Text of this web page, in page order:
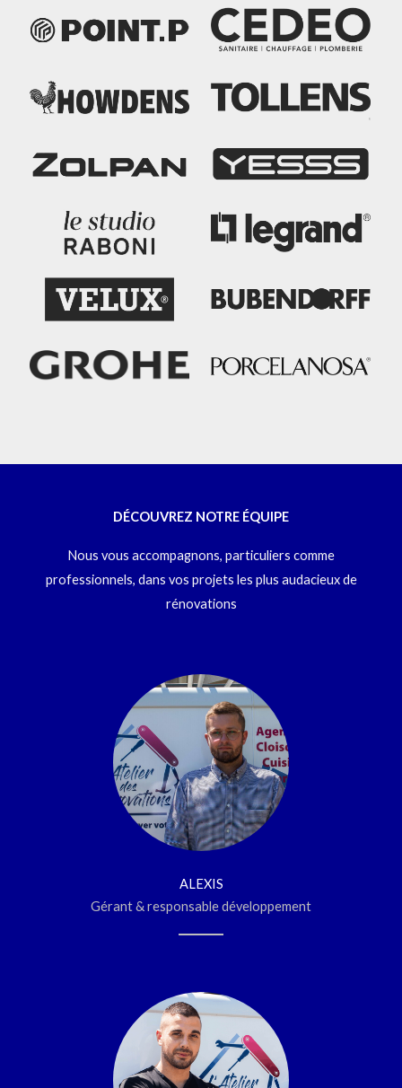
DÉCOUVREZ NOTRE ÉQUIPE
Nous vous accompagnons, particuliers comme
professionnels, dans vos projets les plus audacieux de
rénovations
ALEXIS
Gérant & responsable développement